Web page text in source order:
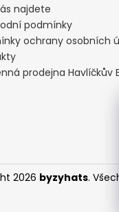
najdete
podmínky
ochrany osobních
prodejna Havlíčkův
2026 byzyhats.